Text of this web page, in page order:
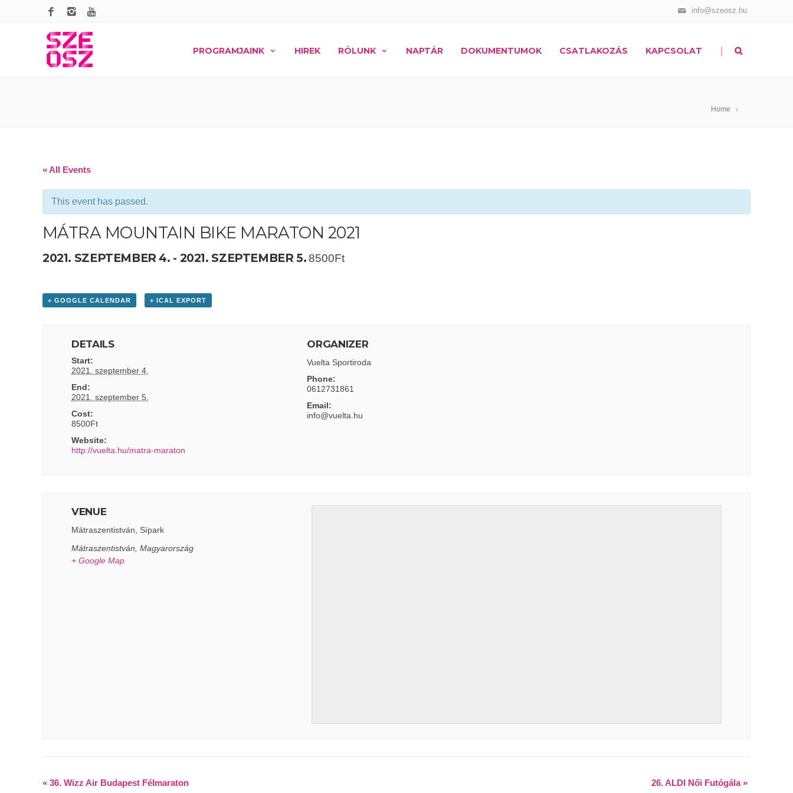
info@szeosz.hu
PROGRAMJAINK HIREK RÓLUNK NAPTÁR DOKUMENTUMOK CSATLAKOZÁS KAPCSOLAT |
Home
« All Events
This event has passed.
MÁTRA MOUNTAIN BIKE MARATON 2021
2021. SZEPTEMBER 4. - 2021. SZEPTEMBER 5. 8500Ft
+ GOOGLE CALENDAR + ICAL EXPORT
DETAILS
Start:
2021. szeptember 4.
End:
2021. szeptember 5.
Cost:
8500Ft
Website:
http://vuelta.hu/matra-maraton
ORGANIZER
Vuelta Sportiroda
Phone:
0612731861
Email:
info@vuelta.hu
VENUE
Mátraszentistván, Sípark
Mátraszentistván Magyarország
+ Google Map
« 36. Wizz Air Budapest Félmaraton 26. ALDI Női Futógála»